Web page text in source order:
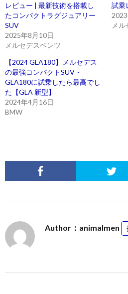
レビュー | 最新技術を搭載し
たコンパクトラグジュアリー
SUV
2025年8月10日
メルセデスベンツ
試乗
メ
【2024 GLA180】メルセデス
の最強コンパクトSUV・
GLA180に試乗したら最高でし
た【GLA 新型】
2024年4月16日
BMW
Author：animalmen